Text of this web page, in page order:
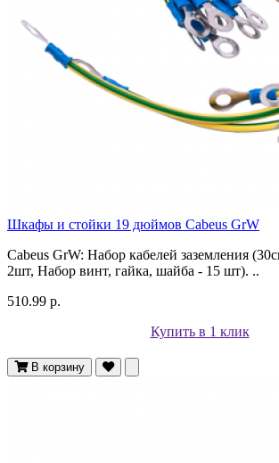
Шкафы и стойки 19 дюймов Cabeus GrW
Cabeus GrW: Набор кабелей заземления
2шт, Набор винт, гайка, шайба - 15 шт). ..
510.99 р.
Купить в 1 клик
В корзину